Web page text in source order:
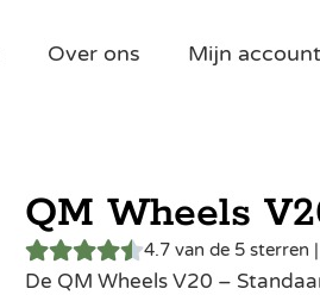
Over ons Mijn
QM Wheels
4.7 van de 5 sterren
De QM Wheels V20 –